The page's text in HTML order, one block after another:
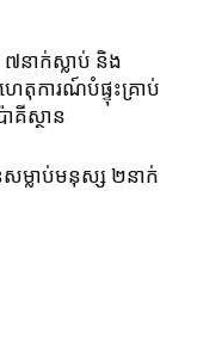
ាក់ស្លាប់ និង
តុការណ៍បំផ្ទុះគ្រាប់
គីស្ថាន
សម្លាប់មនុស្ស ២នាក់